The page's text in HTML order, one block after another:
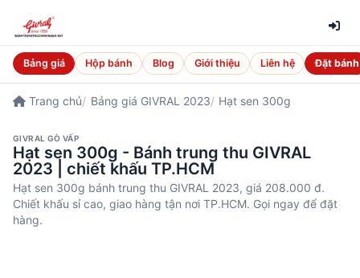
Bảng giá Hộp bánh Blog Giới thiệu Liên hệ Đặt bánh
Trang chủ Bảng giá GIVRAL 2023 Hạt sen 300g
GIVRAL GÒ VẤP
Hạt sen 300g - Bánh trung thu GIVRAL
2023 | chiết khấu TP.HCM
Hạt sen 300g bánh trung thu GIVRAL 2023, giá 208.000 đ.
Chiết khấu sỉ cao, giao hàng tận nơi TP.HCM. Gọi ngay để đặt
hàng.